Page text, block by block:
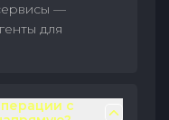
—
для
с